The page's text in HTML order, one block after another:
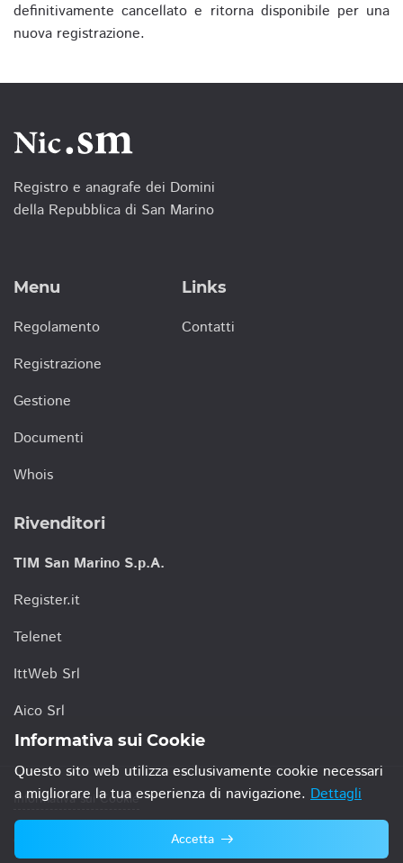
definitivamente cancellato e ritorna disponibile per una
nuova registrazione.
Registro e anagrafe dei Domini
della Repubblica di San Marino
Menu
Regolamento
Registrazione
Gestione
Documenti
Whois
Links
Contatti
Rivenditori
TIM San Marino S.p.A.
Register.it
Telenet
IttWeb Srl
Aico Srl
Informativa sui Cookie
© 2021 TIM San Marino S.p.A.
Informativa sui Cookie
Questo sito web utilizza esclusivamente cookie necessari
a migliorare la tua esperienza di navigazione. Dettagli
Accetta